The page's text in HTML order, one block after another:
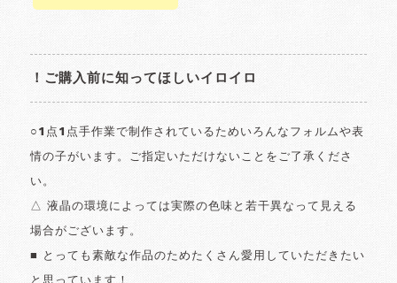
！ご購入前に知ってほしいイロイロ
○1点1点手作業で制作されているためいろんなフォルムや表
情の子がいます。ご指定いただけないことをご了承くださ
い。
△ 液晶の環境によっては実際の色味と若干異なって見える
場合がございます。
■ とっても素敵な作品のためたくさん愛用していただきたい
と思っています！